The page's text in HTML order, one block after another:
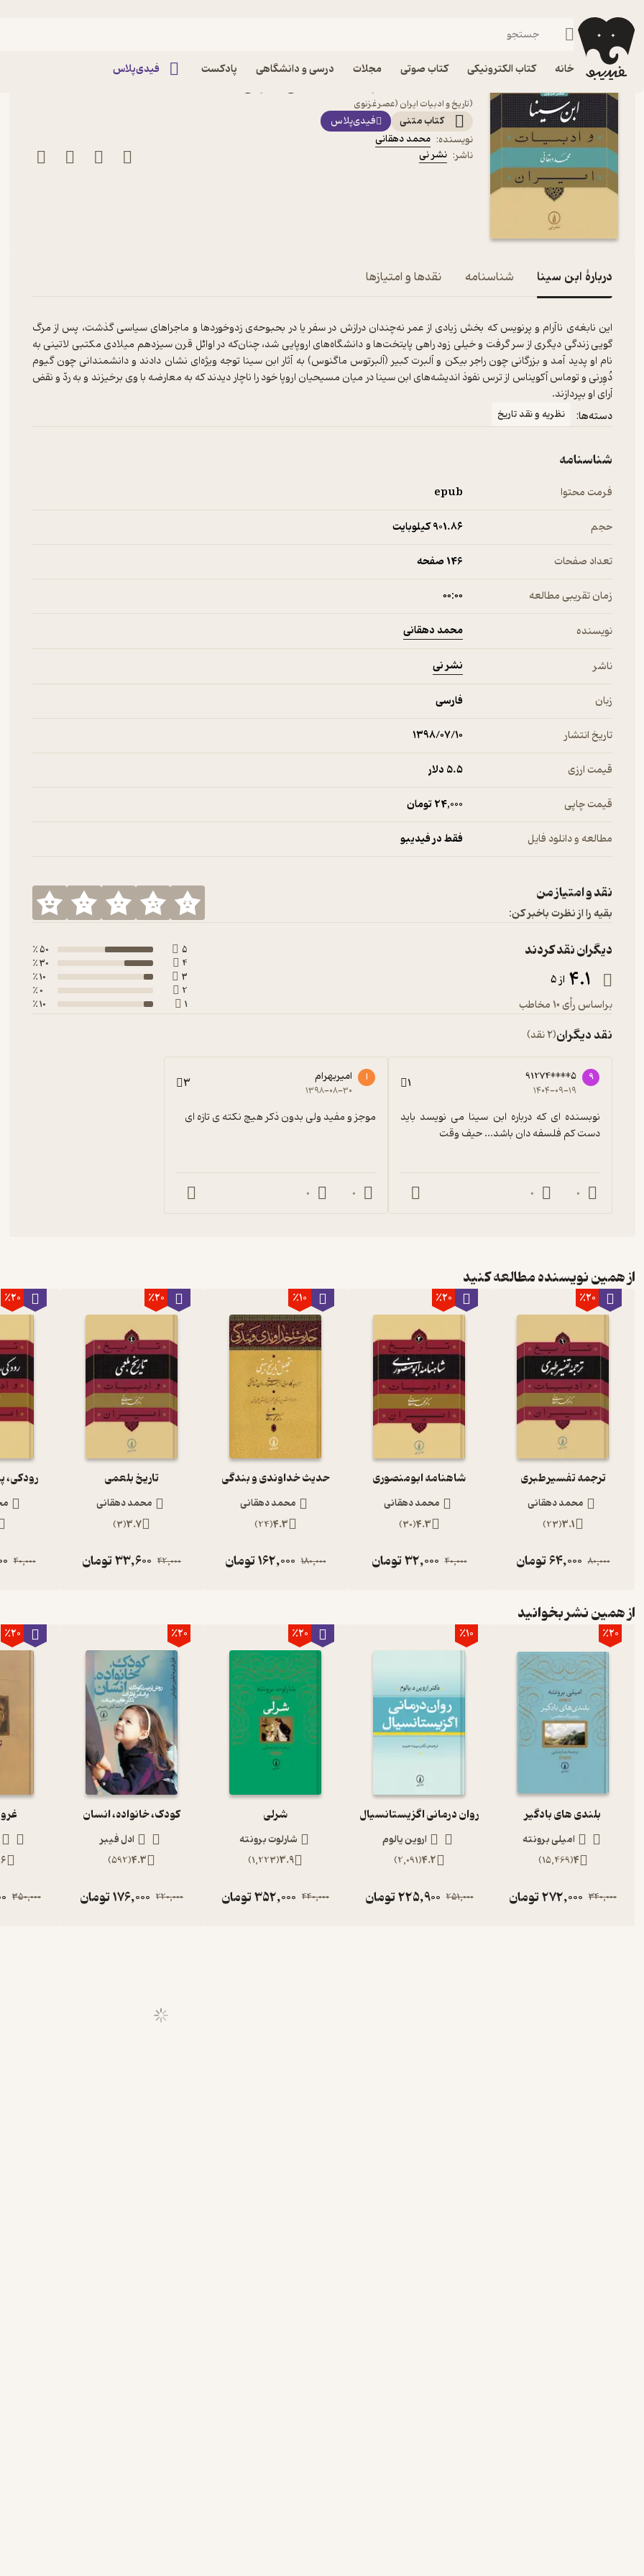
خانه کتاب الکترونیکی کتاب صوتی مجلات درسی و دانشگاهی پادکست فیدی‌پلاس
فیدیبو کتاب الکترونیکی
(تاریخ و ادبیات ایران (عصر غزنوی
کتاب متنی
فیدی‌پلاس
نویسنده: محمد دهقانی
ناشر: نشر نی
دربارۀ ابن سینا شناسنامه نقدها و امتیازها
این نابغه‌ی ناآرام و پرنویس که بخش زیادی از عمر نه‌چندان درازش در سفر یا در بحبوحه‌ی زدوخوردها و ماجراهای سیاسی گذشت، پس از مرگ
گویی زندگی دیگری از سر گرفت و خیلی زود راهی پایتخت‌ها و دانشگاه‌های اروپایی شد، چنان‌که در اوائل قرن سیزدهم میلادی مکتبی لاتینی به
نام او پدید آمد و بزرگانی چون راجر بیکن و آلبرت کبیر (آلبرتوس ماگنوس) به آثار ابن سینا توجه ویژه‌ای نشان دادند و دانشمندانی چون گیوم
دُوِرنی و توماس آکویناس از ترس نفوذ اندیشه‌های ابن سینا در میان مسیحیان اروپا خود را ناچار دیدند که به معارضه با وی برخیزند و به ردّ و نقض
آرای او بپردازند.
دسته‌ها: نظریه و نقد تاریخ
شناسنامه
فرمت محتوا epub
حجم 901.۸۶ کیلوبایت
تعداد صفحات 146 صفحه
زمان تقریبی مطالعه ۰۰:۰۰
نویسنده محمد دهقانی
ناشر نشر نی
زبان فارسی
تاریخ انتشار ۱۳۹۸/۰۷/۱۰
قیمت ارزی 5.۵ دلار
قیمت چاپی 24,000 تومان
مطالعه و دانلود فایل فقط در فیدیبو
نقد و امتیاز من
بقیه را از نظرت باخبر کن:
دیگران نقد کردند
4.1 از 5
براساس رأی 10 مخاطب
5
50 ٪
4
30 ٪
3
10 ٪
2
0 ٪
1
10 ٪
نقد دیگران(2 نقد)
9
91274****5
۱۴۰۴-۰۹-۱۹ 1
دست کم فلسفه دان باشد... حیف وقت
0
0
ا امیربهرام
۱۳۹۸-۰۸-۳۰ 3
موجز و مفید ولی بدون ذکر هیچ نکته ی تازه ای
0
0
از همین نویسنده مطالعه کنید
٪20
ترجمه تفسیر طبری
محمد دهقانی
3.1
(
23
)
80,000
64,000تومان
٪20
شاهنامه ابومنصوری
محمد دهقانی
4.3
(
30
)
40,000
32,000تومان
٪10
حدیث خداوندی و بندگی
محمد دهقانی
4.3
(
24
)
180,000
162,000تومان
٪20
تاریخ بلعمی
محمد دهقانی
3.7
(
3
)
42,000
33,600تومان
٪20
رودکی،
40,000
از همین نشر بخوانید
٪20
بلندی های بادگیر
امیلی برونته
4
(
15,469
)
340,000
272,000تومان
٪10
روان درمانی اگزیستانسیال
اروین یالوم
4.2
(
2,091
)
251,000
225,900تومان
٪20
شرلی
شارلوت برونته
3.9
(
1,223
)
440,000
352,000تومان
٪20
کودک، خانواده، انسان
ادل فیبر
4.3
(
592
)
220,000
176,000تومان
٪20
350,000